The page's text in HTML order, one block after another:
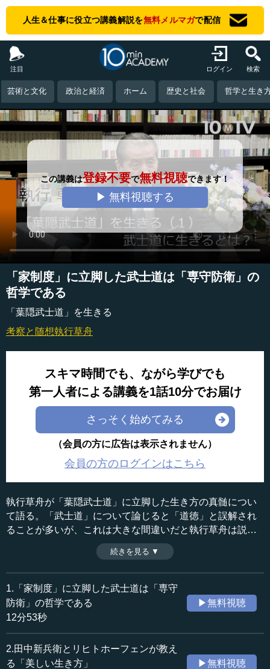
人生＆仕事に役立つ講義解説を無料メルマガで配信
注目 ログイン 検索
芸術と文化 政治と経済 ホーム 歴史と社会 哲学と生き
この講義は登録不要で無料視聴できます！
▶ 無料視聴する
「家制度」に立脚した武士道は「専守防衛」の
哲学である
「葉隠武士道」を生きる
考察と随想執行草舟
スキマ時間でも、ながら学びでも
第一人者による講義を1話10分でお届け
さっそく始めてみる
（会員の方に広告は表示されません）
会員の方のログインはこちら
執行草舟が「葉隠武士道」に立脚した生き方の真髄につい
て語る。「武士道」について論じると「道徳」と誤解され
ることが多いが、これは大きな間違いだと執行草舟は説
く。執行草舟にとっての「武士道」とは『葉隠』に尽きる
が、『葉隠』がめざすのは「生命の燃焼」だけである。ボ
ロボロになるまで体当たりを繰り返し、燃え尽きて死ぬこ
とに価値を見出すのだ。しかも、武士道は決して「戦いの
哲学」ではない。日本の根幹をなす「家制度」に立脚した
「専守防衛の哲学」なのである。はたして、その心とは？
収録日：2021年4月8日
追加日：2021年7月9日
カテゴリー：
哲学・思想
≪全文≫
●本当の「武士道」とは何か
続きを見る ▼
1.「家制度」に立脚した武士道は「専守
防衛」の哲学である
12分53秒
▶無料視聴
2.田中新兵衛とリヒトホーフェンが教え
る「美しい生き方」
▶無料視聴